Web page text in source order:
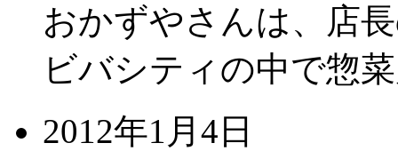
おかずやさんは、店
ビバシティの中で惣
2012年1月4日